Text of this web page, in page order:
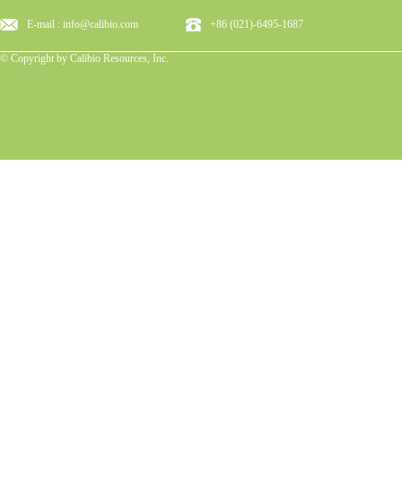
E-mail : info@calibio.com +86 (021)-6495-1687
© Copyright by Calibio Resources, Inc.